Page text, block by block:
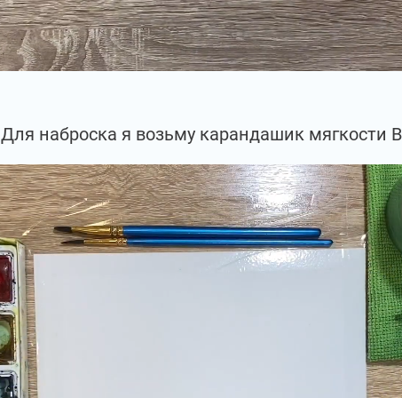
Для наброска я возьму карандашик мягкости